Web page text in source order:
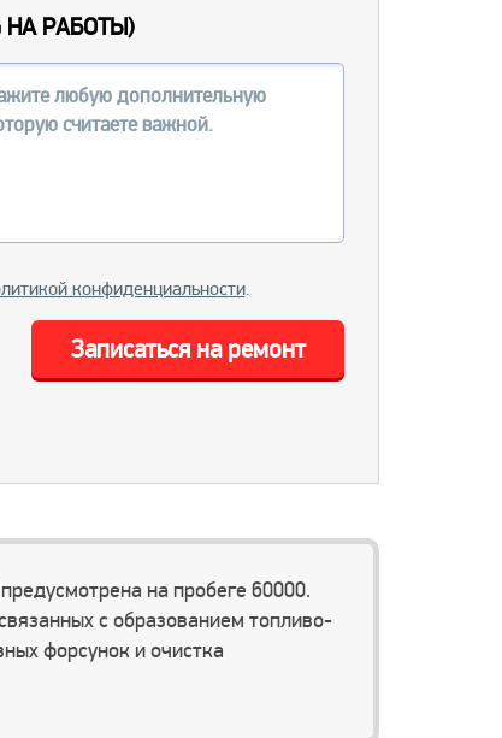
НА РАБОТЫ)
конфиденциальности.
Записаться на ремонт
на пробеге 60000.
с образованием топливо-
форсунок и очистка